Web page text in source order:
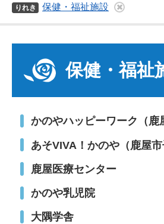
りれき 保健・福祉施設
保健・福祉
かのやハッピーワーク（鹿
あそVIVA！かのや（鹿屋市
鹿屋医療センター
かのや乳児院
大隅学舎